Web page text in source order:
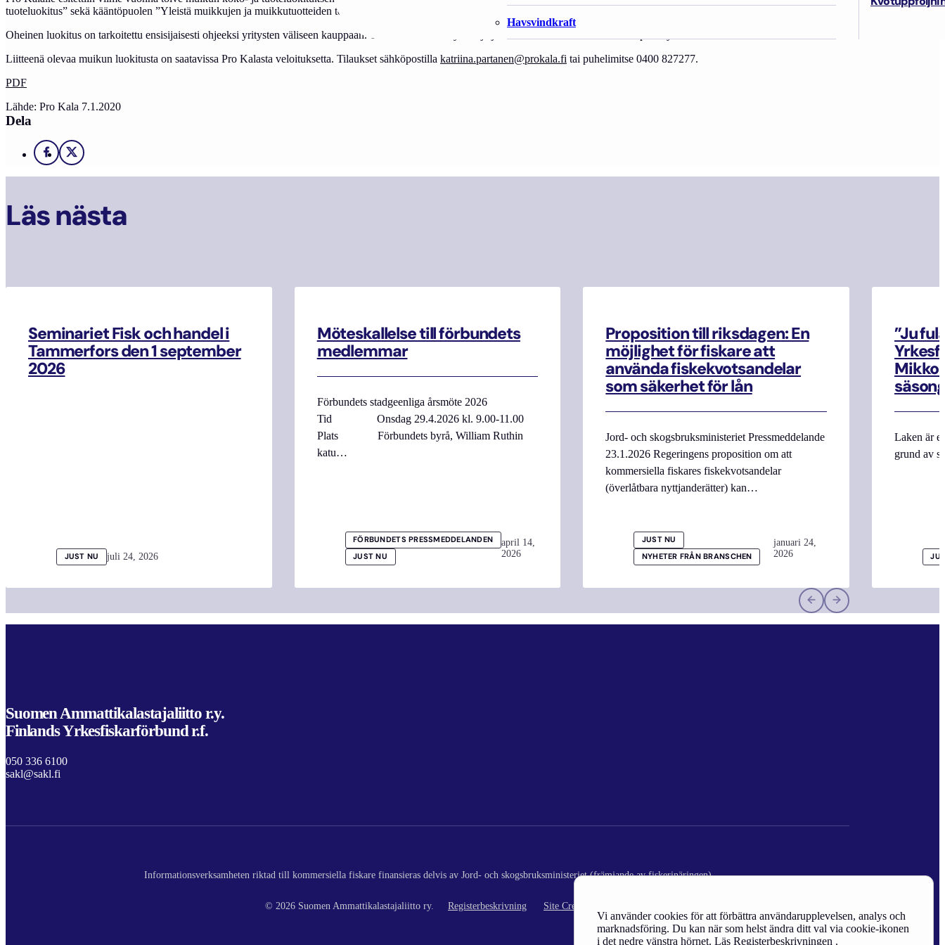
Vi använder cookies för att förbättra användarupplevelsen, analys och
marknadsföring. Du kan när som helst ändra ditt val via cookie-ikonen
i det nedre vänstra hörnet. Läs Registerbeskrivningen .
Havsvindkraft
tuoteluokitus” sekä kääntöpuolen ”Yleistä muikkujen ja muikkutuotteiden toimittamisesta myyntiin”.
Oheinen luokitus on tarkoitettu ensisijaisesti ohjeeksi yritysten väliseen kauppaan. Yhtenäistämään käytäntöjä ja käsitteitä muikkutuotteiden kaupankäynnissä.
Liitteenä olevaa muikun luokitusta on saatavissa Pro Kalasta veloituksetta. Tilaukset sähköpostilla katriina.partanen@prokala.fi tai puhelimitse 0400 827277.
PDF
Lähde: Pro Kala 7.1.2020
Dela
Facebook
X
Läs nästa
Seminariet Fisk och handel i
Tammerfors den 1 september
2026
JUST NU juli 24, 2026
Möteskallelse till förbundets
medlemmar
Förbundets stadgeenliga årsmöte 2026
Tid Onsdag 29.4.2026 kl. 9.00-11.00
Plats Förbundets byrå, William Ruthin
katu…
FÖRBUNDETS PRESSMEDDELANDEN
JUST NU
april 14,
2026
Proposition till riksdagen: En
möjlighet för fiskare att
använda fiskekvotsandelar
som säkerhet för lån
Jord- och skogsbruksministeriet Pressmeddelande
23.1.2026 Regeringens proposition om att
kommersiella fiskares fiskekvotsandelar
(överlåtbara nyttjanderätter) kan…
JUST NU
NYHETER FRÅN BRANSCHEN
januari 24,
2026
”Ju
Mikko
Laken är
grund av
Suomen Ammattikalastajaliitto r.y.
Finlands Yrkesfiskarförbund r.f.
050 336 6100
sakl@sakl.fi
Informationsverksamheten riktad till kommersiella fiskare finansieras delvis av Jord- och skogsbruksministeriet (främjande av fiskerinäringen)
© 2026 Suomen Ammattikalastajaliitto ry. Registerbeskrivning Site Credits